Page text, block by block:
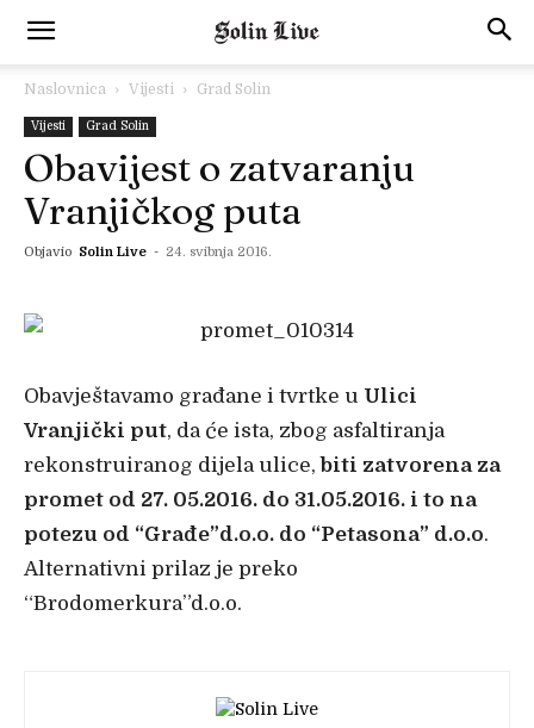
Naslovnica Vijesti Grad Solin
Vijesti Grad Solin
Obavijest o zatvaranju
Vranjičkog puta
Objavio Solin Live - 24. svibnja 2016.
Obavještavamo građane i tvrtke u Ulici
Vranjički put, da će ista, zbog asfaltiranja
rekonstruiranog dijela ulice,biti zatvorena za
promet od 27. 05.2016. do 31.05.2016. i to na
potezu od “Građe”d.o.o. do “Petasona” d.o.o.
Alternativni prilaz je preko
“Brodomerkura”d.o.o.